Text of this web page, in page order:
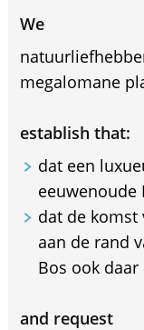
We
megalomane
establish that:
dat een
eeuwenoude
dat de komst
aan de rand
Bos ook
and request